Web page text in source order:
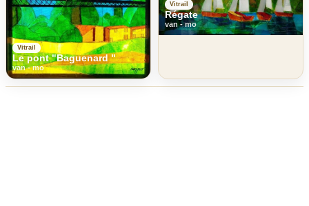
Vitrail
Le pont "Baguenard "
van - mo
Vitrail
Régate
van - mo